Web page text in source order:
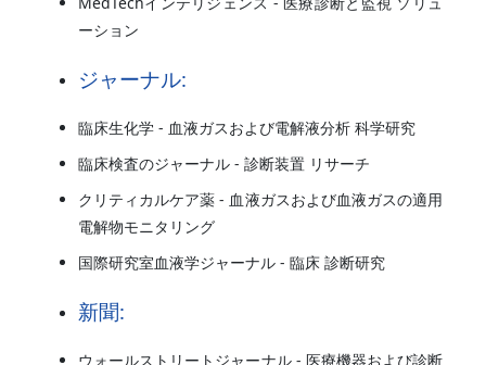
ーション
ジャーナル:
臨床生化学 - 血液ガスおよび電解液分析 科学研究
臨床検査のジャーナル - 診断装置 リサーチ
クリティカルケア薬 - 血液ガスおよび血液ガスの適用
電解物モニタリング
国際研究室血液学ジャーナル - 臨床 診断研究
新聞:
ウォールストリートジャーナル - 医療機器および診断